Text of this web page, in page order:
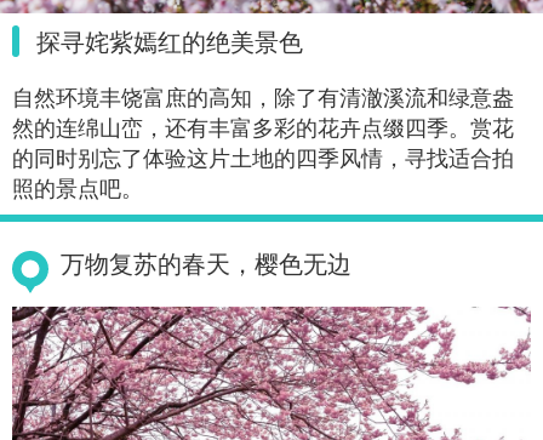
探寻姹紫嫣红的绝美景色
自然环境丰饶富庶的高知，除了有清澈溪流和绿意盎
然的连绵山峦，还有丰富多彩的花卉点缀四季。赏花
的同时别忘了体验这片土地的四季风情，寻找适合拍
照的景点吧。
万物复苏的春天，樱色无边